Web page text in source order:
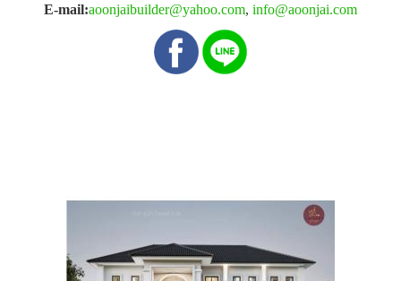
E-mail:aoonjaibuilder@yahoo.com, info@aoonjai.com